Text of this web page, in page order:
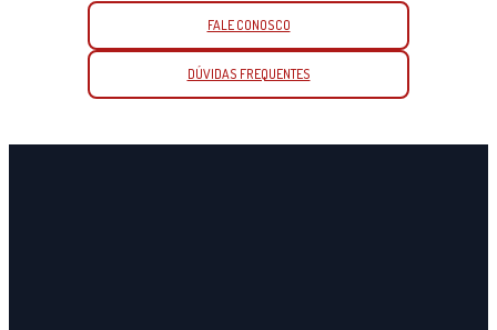
FALE CONOSCO
DÚVIDAS FREQUENTES